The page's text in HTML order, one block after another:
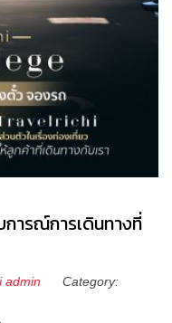
ารณ์การเดินทางที่
admin
Category: